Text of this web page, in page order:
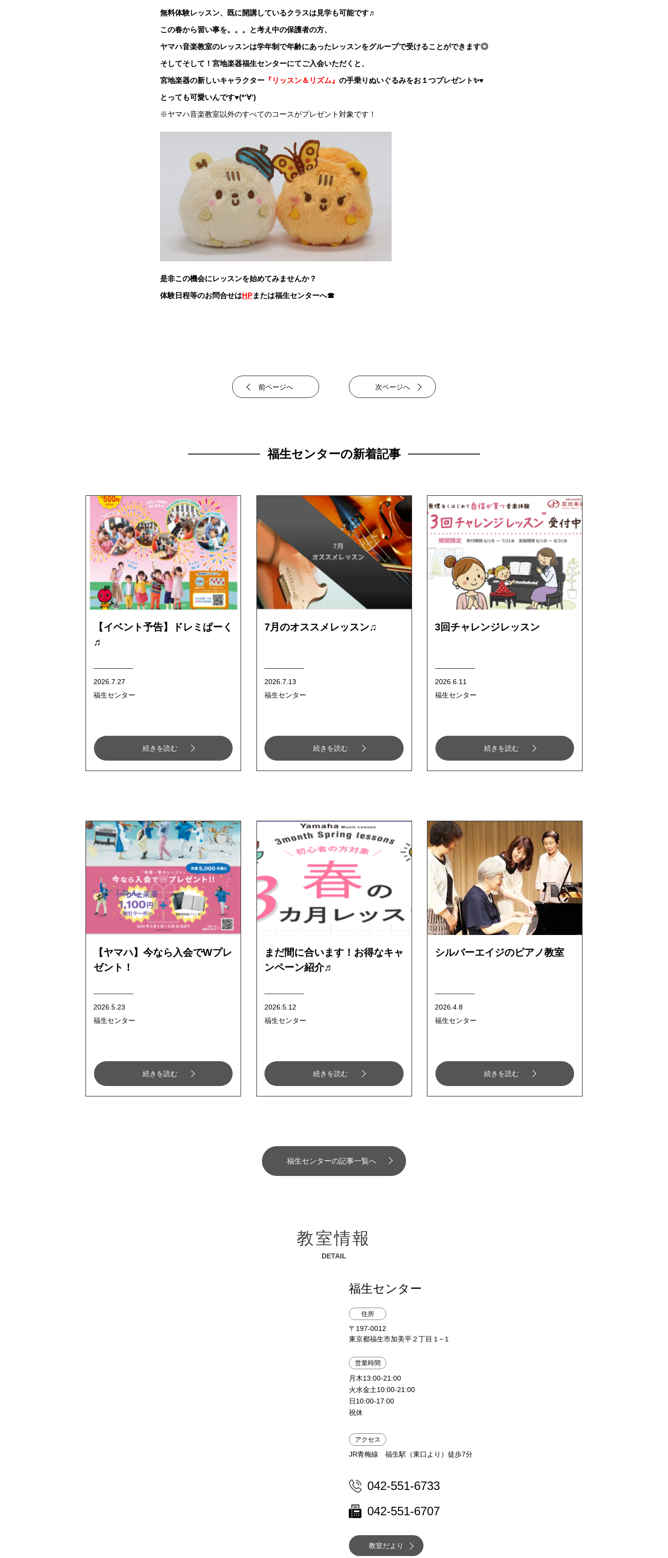
無料体験レッスン、既に開講しているクラスは見学も可能です♬
この春から習い事を。。。と考え中の保護者の方、
ヤマハ音楽教室のレッスンは学年制で年齢にあったレッスンをグループで受けることができます◎
そしてそして！宮地楽器福生センターにてご入会いただくと、
宮地楽器の新しいキャラクター 『リッスン＆リズム』 の手乗りぬいぐるみをお１つプレゼント✨♥
とっても可愛いんです♥(*‘∀‘)
※ヤマハ音楽教室以外のすべてのコースがプレゼント対象です！
是非この機会にレッスンを始めてみませんか？
体験日程等のお問合せはHPまたは福生センターへ☎
前ページへ 次ページへ
福生センターの新着記事
【イベント予告】ドレミぱーく
♬
2026.7.27
福生センター
続きを読む
7月のオススメレッスン♫
2026.7.13
福生センター
続きを読む
3回チャレンジレッスン
2026.6.11
福生センター
続きを読む
【ヤマハ】今なら入会でWプレ
ゼント！
2026.5.23
福生センター
続きを読む
まだ間に合います！お得なキャ
ンペーン紹介♬
2026.5.12
福生センター
続きを読む
シルバーエイジのピアノ教室
2026.4.8
福生センター
続きを読む
福生センターの記事一覧へ
教室情報
DETAIL
福生センター
住所
〒197-0012
東京都福生市加美平２丁目１−１
営業時間
月木13:00-21:00
火水金土10:00-21:00
日10:00-17:00
祝休
アクセス
JR青梅線 福生駅（東口より）徒歩7分
042-551-6733
042-551-6707
教室だより